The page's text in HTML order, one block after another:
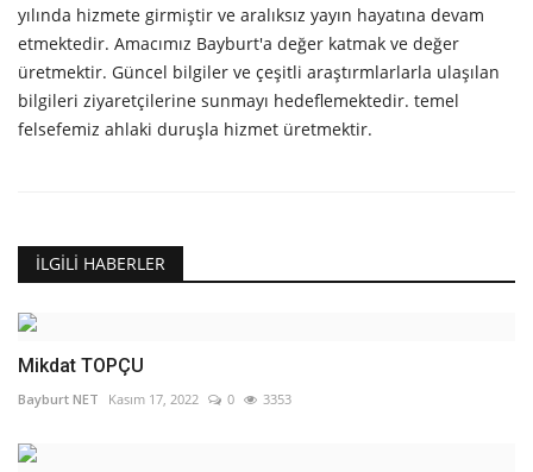
yılında hizmete girmiştir ve aralıksız yayın hayatına devam
etmektedir. Amacımız Bayburt'a değer katmak ve değer
üretmektir. Güncel bilgiler ve çeşitli araştırmlarlarla ulaşılan
bilgileri ziyaretçilerine sunmayı hedeflemektedir. temel
felsefemiz ahlaki duruşla hizmet üretmektir.
İLGILI HABERLER
Mikdat TOPÇU
Bayburt NET Kasım 17, 2022 0 3353